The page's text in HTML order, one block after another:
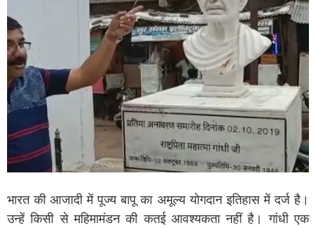
भारत की आजादी में पूज्य बापू का अमूल्य योगदान इतिहास में दर्ज है।
उन्हें किसी से महिमामंडन की कतई आवश्यकता नहीं है। गांधी एक